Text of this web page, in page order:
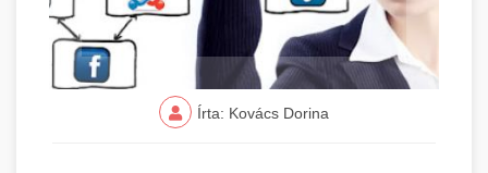
Írta: Kovács Dorina